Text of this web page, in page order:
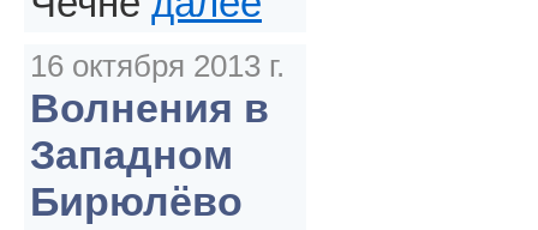
16 октября 2013 г.
Волнения в
Западном
Бирюлёво